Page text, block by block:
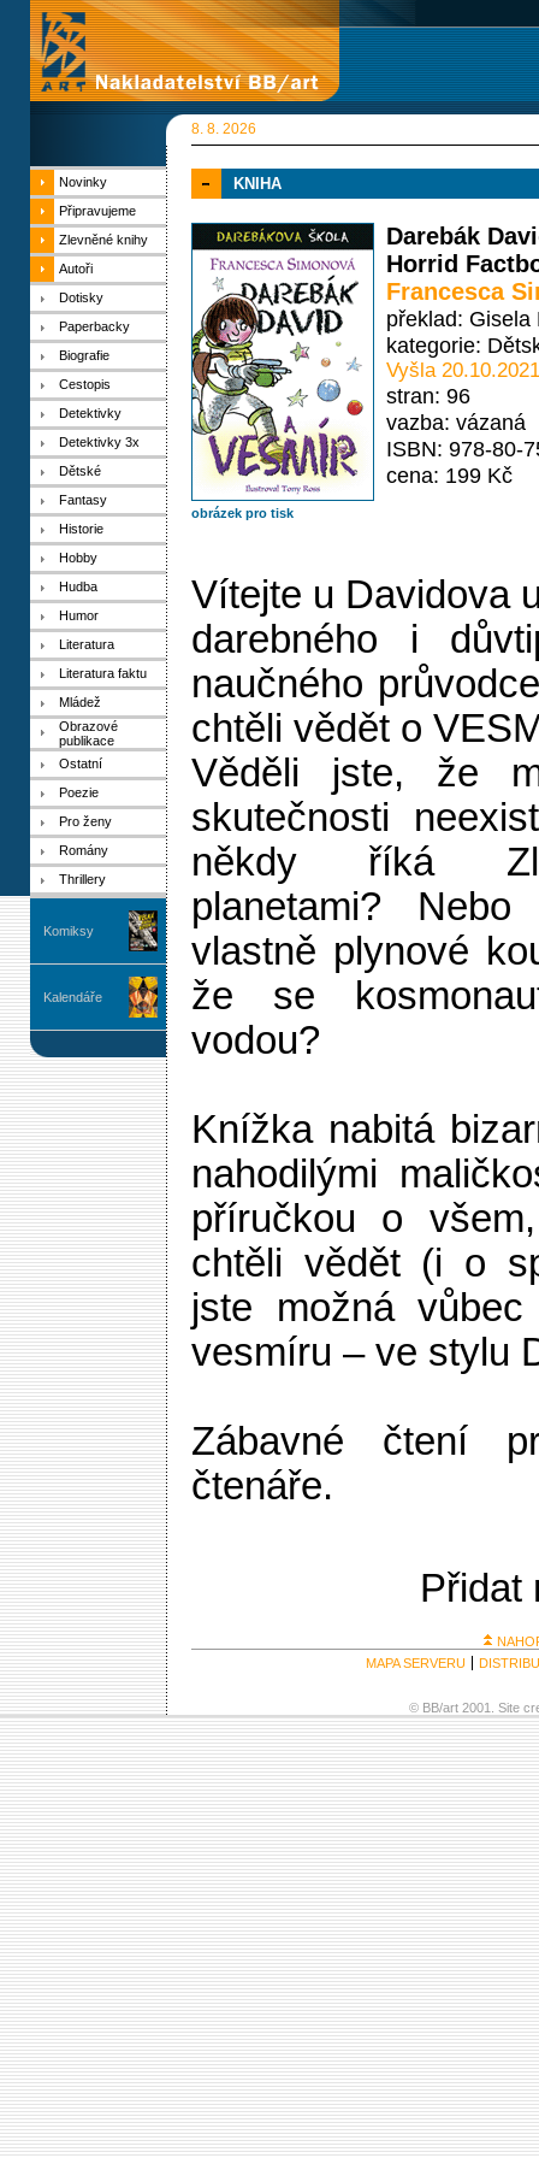
8. 8. 2026
Novinky
Připravujeme
Zlevněné knihy
Autoři
Dotisky
Paperbacky
Biografie
Cestopis
Detektivky
Detektivky 3x
Dětské
Fantasy
Historie
Hobby
Hudba
Humor
Literatura
Literatura faktu
Mládež
Obrazové
publikace
Ostatní
Poezie
Pro ženy
Romány
Thrillery
Komiksy
Kalendáře
KNIHA
obrázek pro tisk
Darebák
Horrid
Francesca
překlad: Gisela
kategorie:
Vyšla 20.10.2021
stran: 96
vazba: vázaná
ISBN: 978-80-
cena: 199 Kč
Vítejte u Davidova
darebného i
naučného
chtěli vědět o
Věděli jste, že
skutečnosti
někdy říká
planetami?
vlastně plynové
že se
vodou?
Knížka nabitá
nahodilými
příručkou o
chtěli vědět (i o
jste možná
vesmíru – ve stylu
Zábavné čtení
čtenáře.
Přidat
MAPA SERVERU
© BB/art 2001. Site